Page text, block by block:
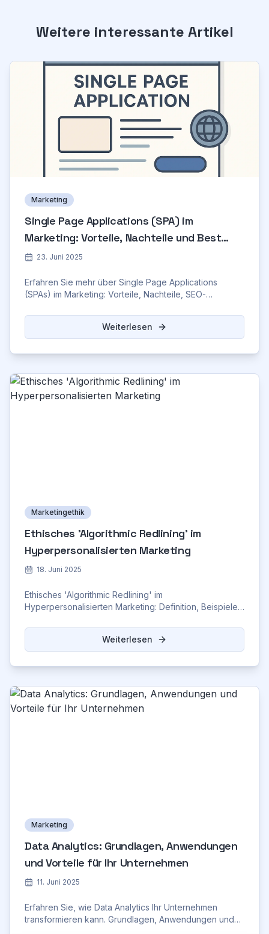
Weitere interessante Artikel
Marketing
Single Page Applications (SPA) im
Marketing: Vorteile, Nachteile und Best
Practices
23. Juni 2025
Erfahren Sie mehr über Single Page Applications
(SPAs) im Marketing: Vorteile, Nachteile, SEO-
Weiterlesen
Marketingethik
Ethisches 'Algorithmic Redlining' im
Hyperpersonalisierten Marketing
18. Juni 2025
Ethisches 'Algorithmic Redlining' im
Hyperpersonalisierten Marketing: Definition, Beispiele
können (
Weiterlesen
Marketing
Data Analytics: Grundlagen, Anwendungen
und Vorteile für Ihr Unternehmen
11. Juni 2025
Erfahren Sie, wie Data Analytics Ihr Unternehmen
transformieren kann. Grundlagen, Anwendungen und